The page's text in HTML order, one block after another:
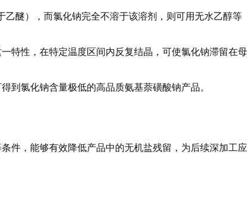
乙醚），而氯化钠完全不溶于该溶剂，则可用无水乙醇等
特性，在特定温度区间内反复结晶，可使氯化钠滞留在母
氯化钠含量极低的高品质氨基萘磺酸钠产品。
件，能够有效降低产品中的无机盐残留，为后续深加工应